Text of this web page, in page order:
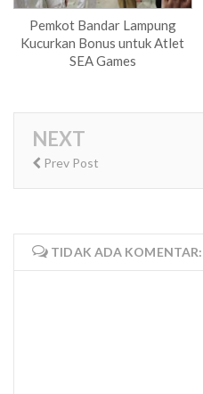
Pemkot Bandar Lampung
Kucurkan Bonus untuk Atlet
SEA Games
NEXT
Prev Post
TIDAK ADA KOMENTAR: